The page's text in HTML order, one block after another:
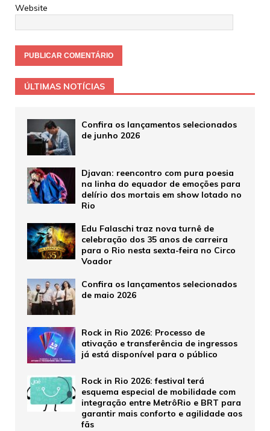
Website
ÚLTIMAS NOTÍCIAS
Confira os lançamentos selecionados
de junho 2026
Djavan: reencontro com pura poesia
na linha do equador de emoções para
delírio dos mortais em show lotado no
Rio
Edu Falaschi traz nova turnê de
celebração dos 35 anos de carreira
para o Rio nesta sexta-feira no Circo
Voador
Confira os lançamentos selecionados
de maio 2026
Rock in Rio 2026: Processo de
ativação e transferência de ingressos
já está disponível para o público
Rock in Rio 2026: festival terá
esquema especial de mobilidade com
integração entre MetrôRio e BRT para
garantir mais conforto e agilidade aos
fãs